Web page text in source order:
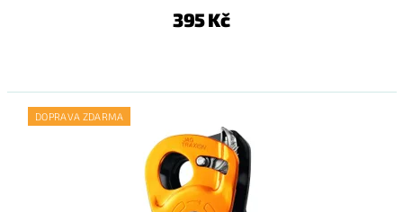
395 Kč
DOPRAVA ZDARMA